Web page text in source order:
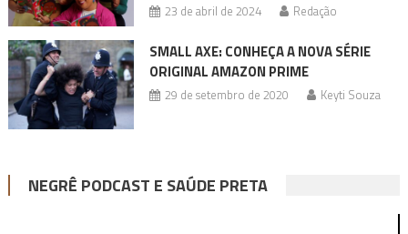
23 de abril de 2024 Redação
SMALL AXE: CONHEÇA A NOVA SÉRIE
ORIGINAL AMAZON PRIME
29 de setembro de 2020 Keyti Souza
NEGRÊ PODCAST E SAÚDE PRETA